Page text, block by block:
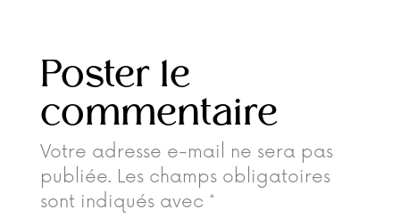
Poster le
commentaire
Votre adresse e-mail ne sera pas
publiée. Les champs obligatoires
sont indiqués avec *